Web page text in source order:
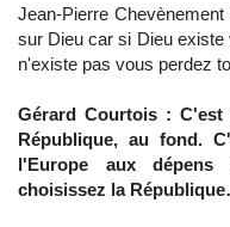
Jean-Pierre
sur Dieu car si Dieu
n'existe pas vous perdez
Gérard Courtois :
République, au fond.
l'Europe aux
choisissez la